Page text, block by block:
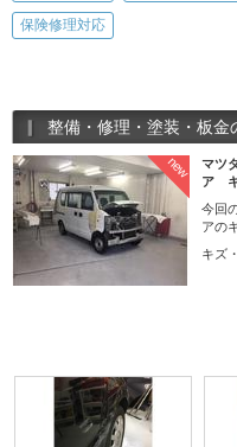
保険修理対応
整備・修理・塗装・板金
new
マツ
ア
今回
アの
です
キズ